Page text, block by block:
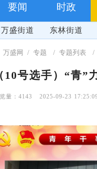
要闻 时政
万盛街道 东林街道
万盛网 专题 专题列表
10号选手）“青”
4143 2025-09-23